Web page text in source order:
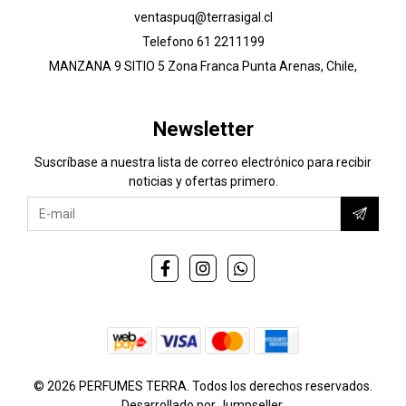
ventaspuq@terrasigal.cl
Telefono 61 2211199
MANZANA 9 SITIO 5 Zona Franca Punta Arenas, Chile,
Newsletter
Suscríbase a nuestra lista de correo electrónico para recibir
noticias y ofertas primero.
© 2026 PERFUMES TERRA. Todos los derechos reservados.